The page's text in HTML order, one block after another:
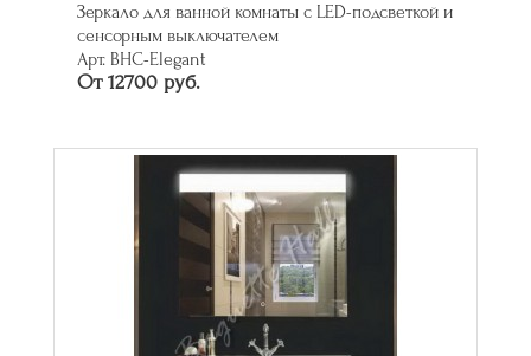
Зеркало для ванной комнаты с LED-подсветкой и
сенсорным выключателем
Арт. BHC-Elegant
От 12700 руб.